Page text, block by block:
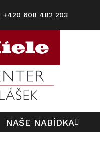
+420 608 482 203
NAŠE NABÍDKA